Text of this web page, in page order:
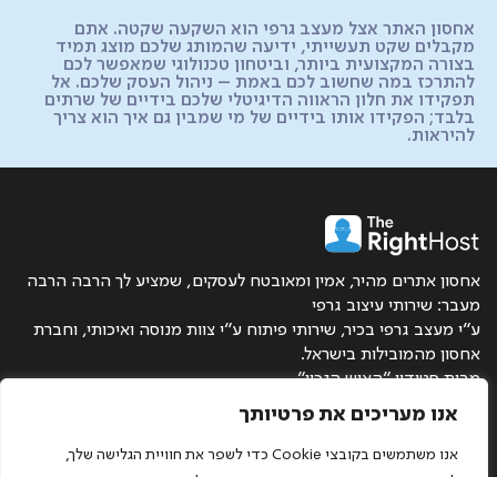
אנו מעריכים את פרטיותך
אנו משתמשים בקובצי Cookie כדי לשפר את חוויית הגלישה שלך,
אחסון האתר אצל מעצב גרפי הוא השקעה שקטה. אתם
מקבלים שקט תעשייתי, ידיעה שהמותג שלכם מוצג תמיד
בצורה המקצועית ביותר, וביטחון טכנולוגי שמאפשר לכם
להתרכז במה שחשוב לכם באמת – ניהול העסק שלכם. אל
תפקידו את חלון הראווה הדיגיטלי שלכם בידיים של שרתים
בלבד; הפקידו אותו בידיים של מי שמבין גם איך הוא צריך
להיראות.
אחסון אתרים מהיר, אמין ומאובטח לעסקים, שמציע לך הרבה הרבה
מעבר: שירותי עיצוב גרפי
ע״י מעצב גרפי בכיר, שירותי פיתוח ע״י צוות מנוסה ואיכותי, וחברת
אחסון מהמובילות בישראל.
מבית סטודיו ״האיש הנכון״
studio@rightman.co.il
הצהרת נגישות